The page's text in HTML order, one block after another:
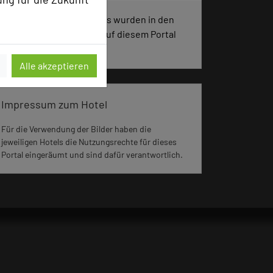
Alle akzeptieren
3347 Seiten dieses Hotels wurden in den
vergangenen 30 Tagen auf diesem Portal
aufgerufen.
Impressum zum Hotel
Für die Verwendung der Bilder haben die
jeweiligen Hotels die Nutzungsrechte für dieses
Portal eingeräumt und sind dafür verantwortlich.